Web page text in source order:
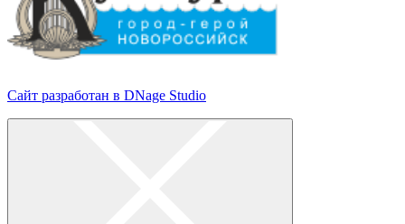
Сайт разработан в DNage Studio